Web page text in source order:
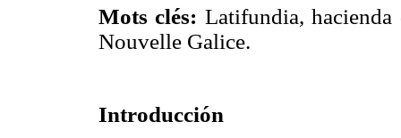
Mots clés: Latifundia,
Nouvelle Galice.
Introducción